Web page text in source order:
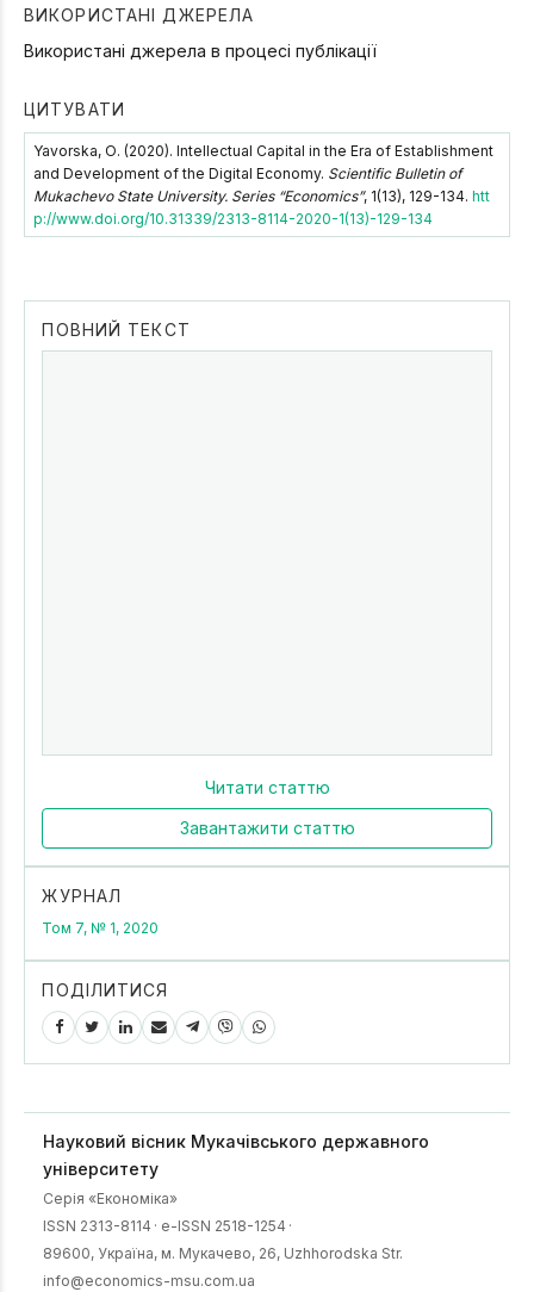
ВИКОРИСТАНІ ДЖЕРЕЛА
Використані джерела в процесі публікації
ЦИТУВАТИ
Yavorska, О. (2020). Intellectual Capital in the Era of Establishment
and Development of the Digital Economy. Scientific Bulletin of
Mukachevo State University. Series “Economics”, 1(13), 129-134. htt
p://www.doi.org/10.31339/2313-8114-2020-1(13)-129-134
ПОВНИЙ ТЕКСТ
Читати статтю
Завантажити статтю
ЖУРНАЛ
Том 7, № 1, 2020
ПОДІЛИТИСЯ
Науковий вісник Мукачівського державного
університету
Серія «Економіка»
ISSN 2313-8114 · e-ISSN 2518-1254 ·
89600, Українa, м. Мукачево, 26, Uzhhorodska Str.
info@economics-msu.com.ua